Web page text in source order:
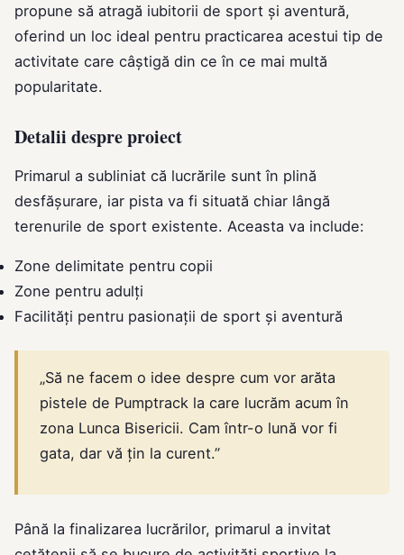
propune să atragă iubitorii de sport și aventură,
oferind un loc ideal pentru practicarea acestui tip de
activitate care câștigă din ce în ce mai multă
popularitate.
Detalii despre proiect
Primarul a subliniat că lucrările sunt în plină
desfășurare, iar pista va fi situată chiar lângă
terenurile de sport existente. Aceasta va include:
Zone delimitate pentru copii
Zone pentru adulți
Facilități pentru pasionații de sport și aventură
„Să ne facem o idee despre cum vor arăta
pistele de Pumptrack la care lucrăm acum în
zona Lunca Bisericii. Cam într-o lună vor fi
gata, dar vă țin la curent.”
Până la finalizarea lucrărilor, primarul a invitat